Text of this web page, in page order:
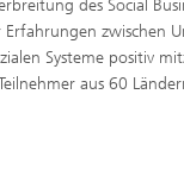
des Social
zwischen
Systeme positiv
aus 60